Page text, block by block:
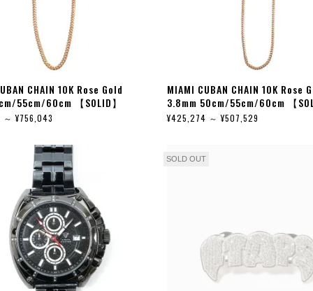
CHAIN 10K Rose Gold
55cm/60cm 【SOLID】
¥756,043
MIAMI CUBAN CHAIN 10K Rose
3.8mm 50cm/55cm/60cm 【
¥425,274 ～ ¥507,529
SOLD OUT